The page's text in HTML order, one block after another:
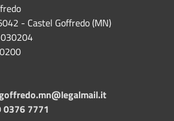
- Castel Goffredo (MN)
0376 7771